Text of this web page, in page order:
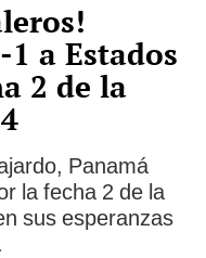
a Estados
2 de la
Panamá
la fecha 2 de la
sus esperanzas